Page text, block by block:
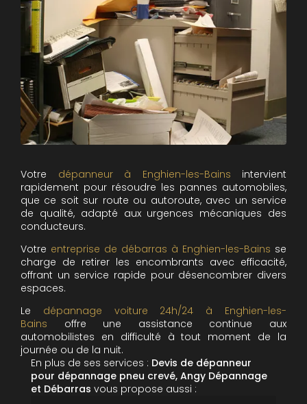
Votre dépanneur à Enghien-les-Bains intervient
rapidement pour résoudre les pannes automobiles,
que ce soit sur route ou autoroute, avec un service
de qualité, adapté aux urgences mécaniques des
conducteurs.
Votre entreprise de débarras à Enghien-les-Bains se
charge de retirer les encombrants avec efficacité,
offrant un service rapide pour désencombrer divers
espaces.
Le dépannage voiture 24h/24 à Enghien-les-
Bains offre une assistance continue aux
automobilistes en difficulté à tout moment de la
journée ou de la nuit.
En plus de ses services : Devis de dépanneur
pour dépannage pneu crevé, Angy Dépannage
et Débarras vous propose aussi :